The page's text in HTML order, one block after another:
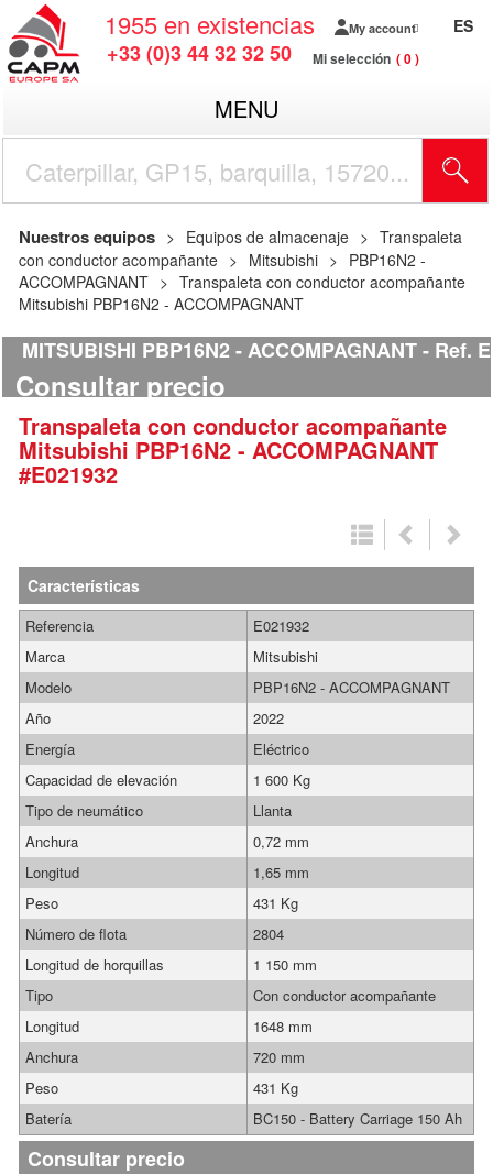
1955 en existencias
+33 (0)3 44 32 32 50
My account
Mi selección 0
ES
MENU
Nuestros equipos Equipos de almacenaje
Transpaleta
con conductor acompañante
Mitsubishi
PBP16N2 -
ACCOMPAGNANT
Transpaleta con conductor acompañante
Mitsubishi PBP16N2 - ACCOMPAGNANT
MITSUBISHI PBP16N2 - ACCOMPAGNANT Ref.
Consultar precio
Transpaleta con conductor acompañante
Mitsubishi PBP16N2 - ACCOMPAGNANT
#E021932
Características
Referencia
E021932
Marca
Mitsubishi
Modelo
PBP16N2 - ACCOMPAGNANT
Año
2022
Energía
Eléctrico
Capacidad de elevación
1 600 Kg
Tipo de neumático
Llanta
Anchura
0,72 mm
Longitud
1,65 mm
Peso
431 Kg
Número de flota
2804
Longitud de horquillas
1 150 mm
Tipo
Con conductor acompañante
Longitud
1648 mm
Anchura
720 mm
Peso
431 Kg
Batería
BC150 - Battery Carriage 150 Ah
Consultar precio